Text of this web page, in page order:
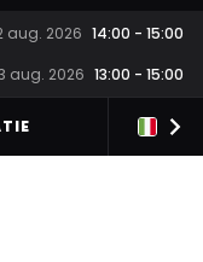
aug. 2026 14:00 - 15:00
aug. 2026 13:00 - 15:00